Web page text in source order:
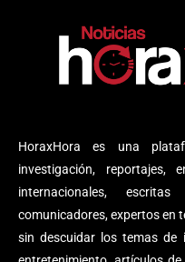
HoraxHora es una
investigación, reportajes,
internacionales,
comunicadores, expertos en
sin descuidar los temas de